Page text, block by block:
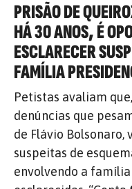
PRISÃO DE
HÁ 30 ANOS, É
ESCLARECER
FAMÍLIA
Petistas avaliam
denúncias que
de Flávio Bolsonaro,
suspeitas de
envolvendo a